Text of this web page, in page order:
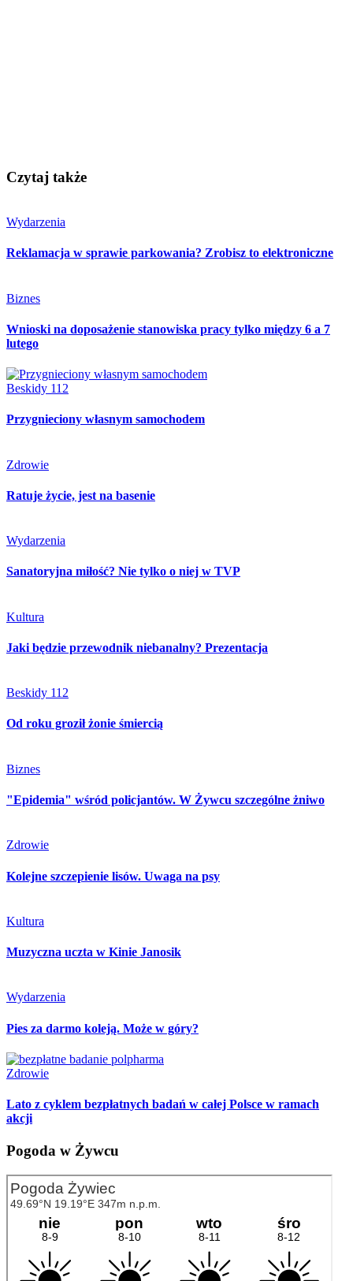
Czytaj także
Wydarzenia
Reklamacja w sprawie parkowania? Zrobisz to elektroniczne
Biznes
Wnioski na doposażenie stanowiska pracy tylko między 6 a 7
lutego
Beskidy 112
Przygnieciony własnym samochodem
Zdrowie
Ratuje życie, jest na basenie
Wydarzenia
Sanatoryjna miłość? Nie tylko o niej w TVP
Kultura
Jaki będzie przewodnik niebanalny? Prezentacja
Beskidy 112
Od roku groził żonie śmiercią
Biznes
"Epidemia" wśród policjantów. W Żywcu szczególne żniwo
Zdrowie
Kolejne szczepienie lisów. Uwaga na psy
Kultura
Muzyczna uczta w Kinie Janosik
Wydarzenia
Pies za darmo koleją. Może w góry?
Zdrowie
Lato z cyklem bezpłatnych badań w całej Polsce w ramach
akcji
Pogoda w Żywcu